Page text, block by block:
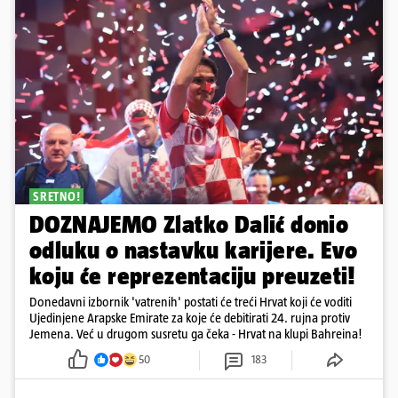
SRETNO!
DOZNAJEMO Zlatko Dalić donio
odluku o nastavku karijere. Evo
koju će reprezentaciju preuzeti!
Donedavni izbornik 'vatrenih' postati će treći Hrvat koji će voditi
Ujedinjene Arapske Emirate za koje će debitirati 24. rujna protiv
Jemena. Već u drugom susretu ga čeka - Hrvat na klupi Bahreina!
50 183